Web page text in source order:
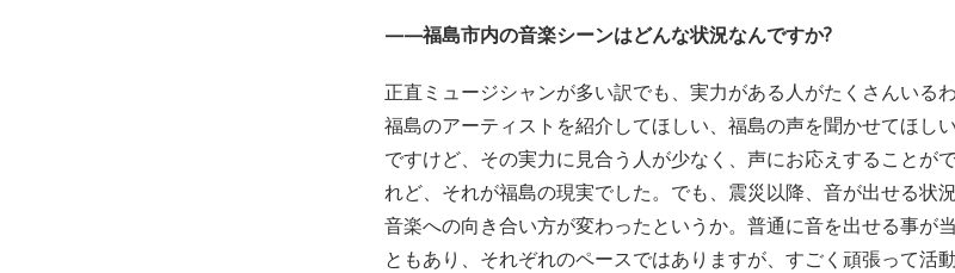
——福島市内の音楽シーンはどんな状況なんですか?
正直ミュージシャンが多い訳でも、実力がある人がたくさんいる
福島のアーティストを紹介してほしい、福島の声を聞かせてほし
ですけど、その実力に見合う人が少なく、声にお応えすることが
れど、それが福島の現実でした。でも、震災以降、音が出せる状
音楽への向き合い方が変わったというか。普通に音を出せる事が
ともあり、それぞれのペースではありますが、すごく頑張って活